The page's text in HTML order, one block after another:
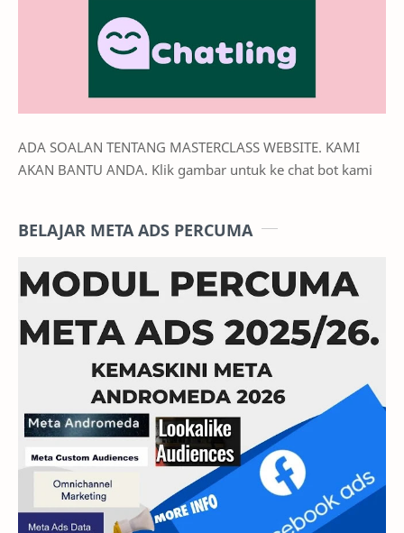
ADA SOALAN TENTANG MASTERCLASS WEBSITE. KAMI
AKAN BANTU ANDA. Klik gambar untuk ke chat bot kami
BELAJAR META ADS PERCUMA